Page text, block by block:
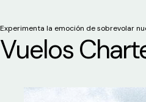
Experimenta la emoción de sobrevolar
Vuelos